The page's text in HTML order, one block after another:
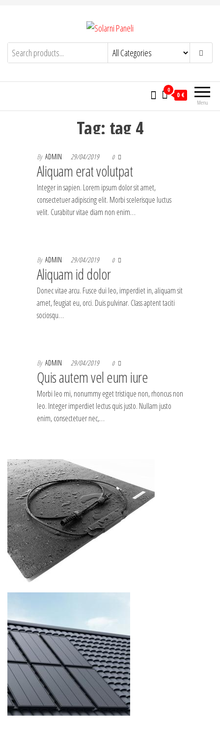
contentSolarni Paneli solarnipaneli.info
Menu
0
0 €
Tag: tag 4
By ADMIN 29/04/2019 0
Aliquam erat volutpat
Integer in sapien. Lorem ipsum dolor sit amet,
consectetuer adipiscing elit. Morbi scelerisque luctus
velit. Curabitur vitae diam non enim…
By ADMIN 29/04/2019 0
Aliquam id dolor
Donec vitae arcu. Fusce dui leo, imperdiet in, aliquam sit
amet, feugiat eu, orci. Duis pulvinar. Class aptent taciti
sociosqu…
By ADMIN 29/04/2019 0
Quis autem vel eum iure
Morbi leo mi, nonummy eget tristique non, rhoncus non
leo. Integer imperdiet lectus quis justo. Nullam justo
enim, consectetuer nec,…